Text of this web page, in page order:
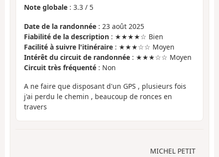
Note globale : 3.3 / 5
Date de la randonnée : 23 août 2025
Fiabilité de la description : ★★★★☆ Bien
Facilité à suivre l'itinéraire : ★★★☆☆ Moyen
Intérêt du circuit de randonnée : ★★★☆☆ Moyen
Circuit très fréquenté : Non
A ne faire que disposant d'un GPS , plusieurs fois
j'ai perdu le chemin , beaucoup de ronces en
travers
MICHEL PETIT